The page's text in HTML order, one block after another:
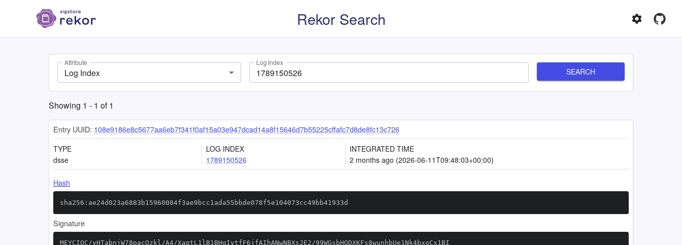
Rekor Search
Attribute
Log Index
Log Index
SEARCH
Showing 1 - 1 of1
Entry UUID: 108e9186e8c5677aa6eb7f341f0af15a03e947dcad14a8f15646d7b55225cffafc7d8de8fc13c726
TYPE
dsse
LOG INDEX
1789150526
INTEGRATED TIME
2 months ago (2026-06-11T09:48:03+00:00)
Hash
sha256:ae24d023a6883b15960004f3ae9bcc1ada55bbde078f5e104073cc49bb41933d
Signature
MEYCIQC/yHTabnjW78pacOzkl/A4/XagtL1lB1BHqIvtfF6jfAIhANwNBXsJE2/99WGsbHQDXKFs8wunhbUe1Nk4bxoCx1BI